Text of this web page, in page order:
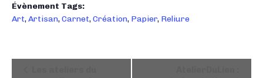
Évènement Tags:
Art,Artisan,Carnet,Création, Papier, Reliure